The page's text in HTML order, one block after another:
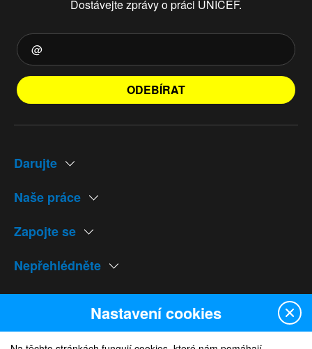
Dostávejte zprávy o práci UNICEF.
ODEBÍRAT
Darujte
Naše práce
Zapojte se
Nepřehlédněte
Naše weby
Nastavení cookies